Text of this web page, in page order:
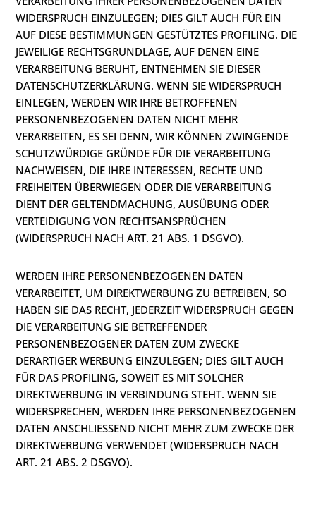
WIDERSPRUCH EINZULEGEN; DIES GILT AUCH FÜR EIN
AUF DIESE BESTIMMUNGEN GESTÜTZTES PROFILING. DIE
JEWEILIGE RECHTSGRUNDLAGE, AUF DENEN EINE
VERARBEITUNG BERUHT, ENTNEHMEN SIE DIESER
DATENSCHUTZERKLÄRUNG. WENN SIE WIDERSPRUCH
EINLEGEN, WERDEN WIR IHRE BETROFFENEN
PERSONENBEZOGENEN DATEN NICHT MEHR
VERARBEITEN, ES SEI DENN, WIR KÖNNEN ZWINGENDE
SCHUTZWÜRDIGE GRÜNDE FÜR DIE VERARBEITUNG
NACHWEISEN, DIE IHRE INTERESSEN, RECHTE UND
FREIHEITEN ÜBERWIEGEN ODER DIE VERARBEITUNG
DIENT DER GELTENDMACHUNG, AUSÜBUNG ODER
VERTEIDIGUNG VON RECHTSANSPRÜCHEN
(WIDERSPRUCH NACH ART. 21 ABS. 1 DSGVO).
WERDEN IHRE PERSONENBEZOGENEN DATEN
VERARBEITET, UM DIREKTWERBUNG ZU BETREIBEN, SO
HABEN SIE DAS RECHT, JEDERZEIT WIDERSPRUCH GEGEN
DIE VERARBEITUNG SIE BETREFFENDER
PERSONENBEZOGENER DATEN ZUM ZWECKE
DERARTIGER WERBUNG EINZULEGEN; DIES GILT AUCH
FÜR DAS PROFILING, SOWEIT ES MIT SOLCHER
DIREKTWERBUNG IN VERBINDUNG STEHT. WENN SIE
WIDERSPRECHEN, WERDEN IHRE PERSONENBEZOGENEN
DATEN ANSCHLIESSEND NICHT MEHR ZUM ZWECKE DER
DIREKTWERBUNG VERWENDET (WIDERSPRUCH NACH
ART. 21 ABS. 2 DSGVO).